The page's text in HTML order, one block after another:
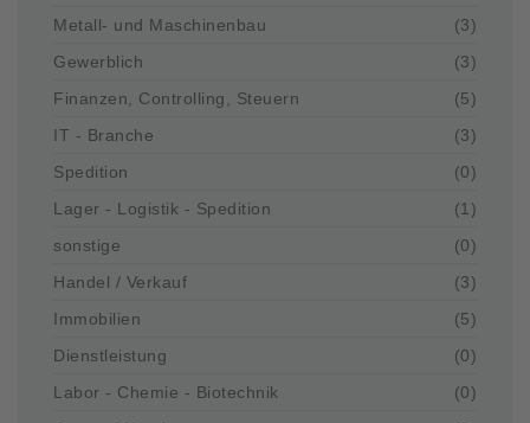
Metall- und Maschinenbau
(3)
Gewerblich
(3)
Finanzen, Controlling, Steuern
(5)
IT - Branche
(3)
Spedition
(0)
Lager - Logistik - Spedition
(1)
sonstige
(0)
Handel / Verkauf
(3)
Immobilien
(5)
Dienstleistung
(0)
Labor - Chemie - Biotechnik
(0)